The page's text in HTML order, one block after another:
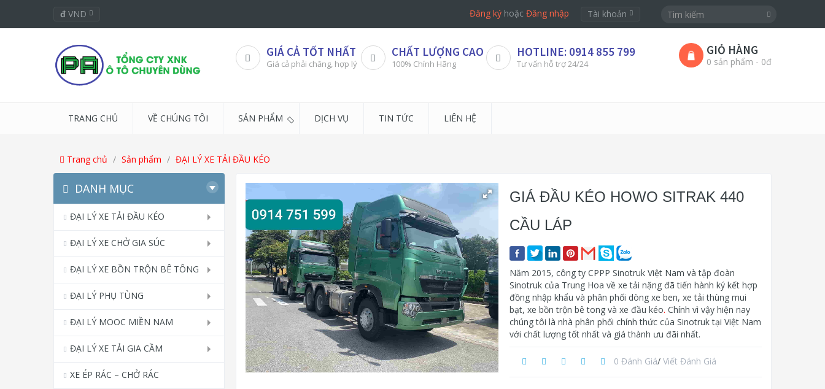
đ VND Đăng ký hoặcĐăng nhập Tài khoản
GIÁ CẢ TỐT NHẤT
Giá cả phải chăng, hợp lý
CHẤT LƯỢNG CAO
100% Chính Hãng
HOTLINE: 0914 855 799
Tư vấn hỗ trợ 24/24
GIỎ HÀNG
0 sản phẩm - 0đ
TRANG CHỦ VỀ CHÚNG TÔI SẢN PHẨM DỊCH VỤ TIN TỨC LIÊN HỆ
Trang chủ Sản phẩm ĐẠI LÝ XE TẢI ĐẦU KÉO
DANH MỤC
ĐẠI LÝ XE TẢI ĐẦU KÉO
ĐẠI LÝ XE CHỞ GIA SÚC
ĐẠI LÝ XE BỒN TRỘN BÊ TÔNG
ĐẠI LÝ PHỤ TÙNG
ĐẠI LÝ MOOC MIỀN NAM
ĐẠI LÝ XE TẢI GIA CẦM
XE ÉP RÁC – CHỞ RÁC
GIÁ ĐẦU KÉO HOWO SITRAK 440
CẦU LÁP
Năm 2015, công ty CPPP Sinotruk Việt Nam và tập đoàn
Sinotruk của Trung Hoa về xe tải nặng đã tiến hành ký kết hợp
đồng nhập khẩu và phân phối dòng xe ben, xe tải thùng mui
bạt, xe bồn trộn bê tong và xe đầu kéo. Chính vì vậy hiện nay
chúng tôi là nhà phân phối chính thức của Sinotruk tại Việt Nam
với chất lượng tốt nhất và giá thành ưu đãi nhất.
0 Đánh Giá/ Viết Đánh Giá